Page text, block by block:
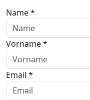
Name *
Vorname *
Email *